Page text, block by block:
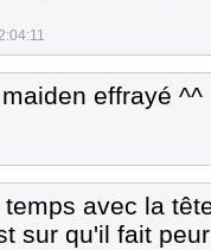
effrayé ^^
avec la
sur qu'il fait